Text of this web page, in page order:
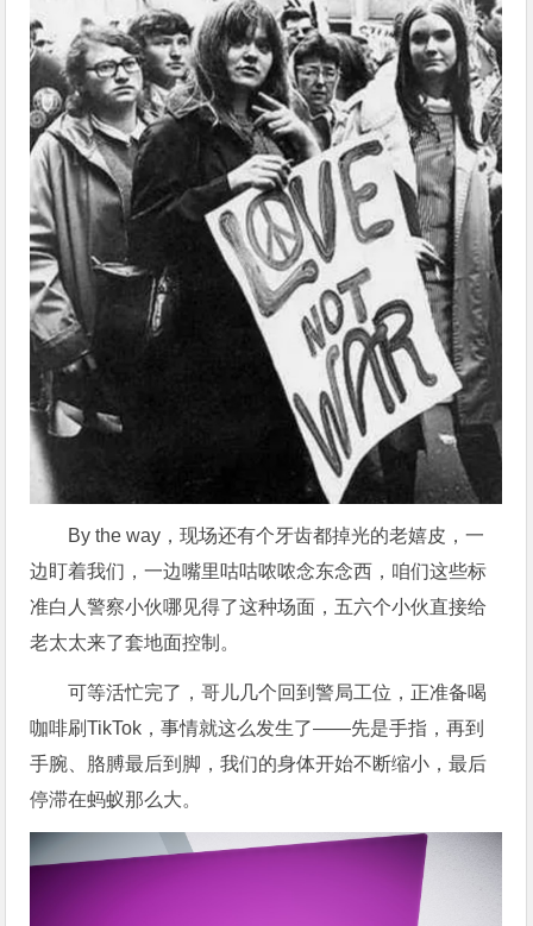
By the way，现场还有个牙齿都掉光的老嬉皮，一
边盯着我们，一边嘴里咕咕哝哝念东念西，咱们这些标
准白人警察小伙哪见得了这种场面，五六个小伙直接给
老太太来了套地面控制。
可等活忙完了，哥儿几个回到警局工位，正准备喝
咖啡刷TikTok，事情就这么发生了——先是手指，再到
手腕、胳膊最后到脚，我们的身体开始不断缩小，最后
停滞在蚂蚁那么大。